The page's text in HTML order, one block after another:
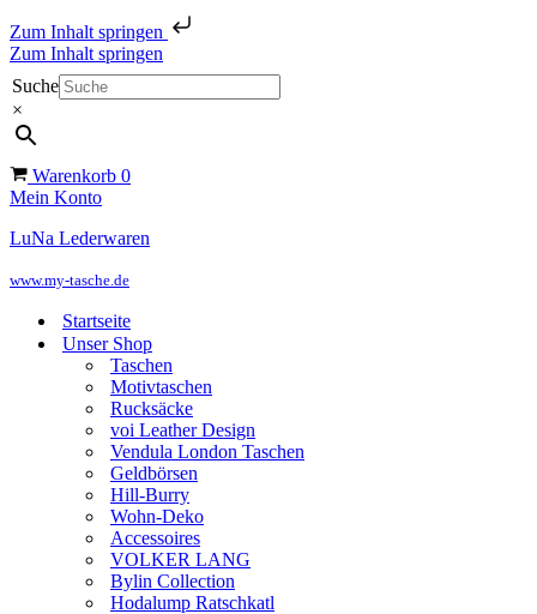
Zum Inhalt springen
Zum Inhalt springen
Suche
×
Warenkorb 0
Mein Konto
LuNa Lederwaren
www.my-tasche.de
Startseite
Unser Shop
Taschen
Motivtaschen
Rucksäcke
voi Leather Design
Vendula London Taschen
Geldbörsen
Hill-Burry
Wohn-Deko
Accessoires
VOLKER LANG
Bylin Collection
Hodalump Ratschkatl